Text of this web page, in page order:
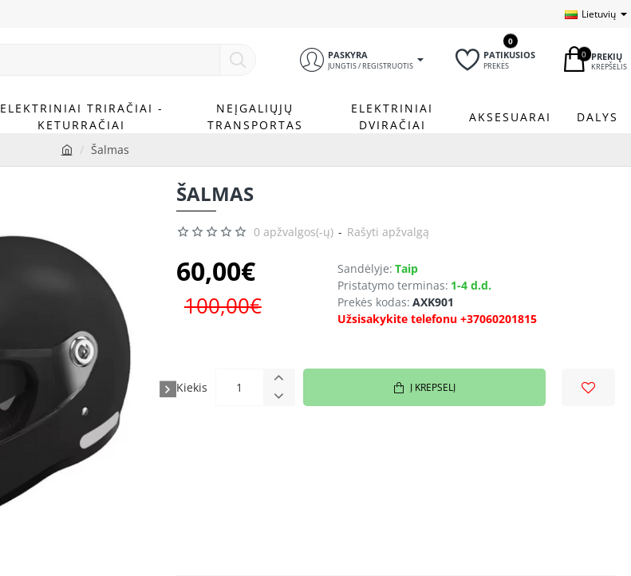
Lietuvių
PASKYRA
JUNGTIS / REGISTRUOTIS
PATIKUSIOS
PREKĖS
0
0 PREKIŲ
KREPŠELIS
ELEKTRINIAI TRIRAČIAI -
KETURRAČIAI
NEĮGALIŲJŲ
TRANSPORTAS
ELEKTRINIAI
DVIRAČIAI
AKSESUARAI DALYS
Šalmas
ŠALMAS
0 apžvalgos(-ų) - Rašyti apžvalgą
60,00€
100,00€
Sandėlyje: Taip
Pristatymo terminas: 1-4 d.d.
Prekės kodas: AXK901
Užsisakykite telefonu +37060201815
Kiekis Į KREPŠELĮ